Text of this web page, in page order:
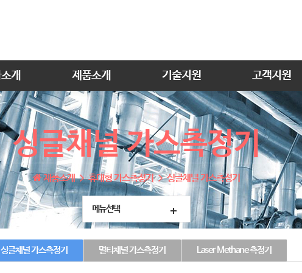
개 제품소개 기술지원 고객지원
싱글채널 가스측정기
제품소개 휴대형 가스측정기 싱글채널 가스측정기
메뉴선택
싱글채널 가스측정기 멀티채널 가스측정기 Laser Methane 측정기